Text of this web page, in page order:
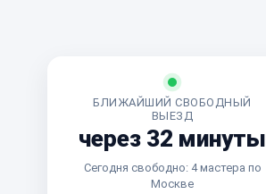
БЛИЖАЙШИЙ СВОБОДНЫЙ
ВЫЕЗД
через 32 минуты
Сегодня свободно: 4 мастера по
Москве